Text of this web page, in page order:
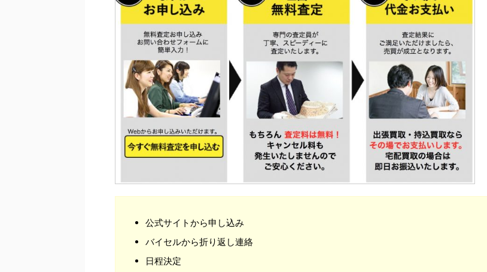
公式サイトから申し込み
バイセルから折り返し連絡
日程決定